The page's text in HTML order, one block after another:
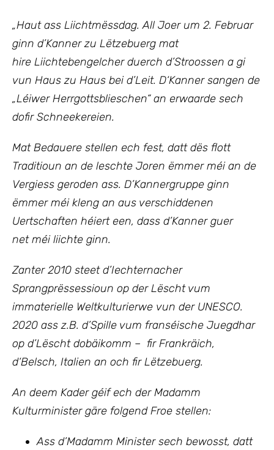
„Haut ass Liichtmëssdag. All Joer um 2. Februar
ginn d’Kanner zu Lëtzebuerg mat
hire Liichtebengelcher duerch d’Stroossen a gi
vun Haus zu Haus bei d’Leit. D‘Kanner sangen de
„Léiwer Herrgottsblieschen“ an erwaarde sech
dofir Schneekereien.
Mat Bedauere stellen ech fest, datt dës flott
Traditioun an de leschte Joren ëmmer méi an de
Vergiess geroden ass. D’Kannergruppe ginn
ëmmer méi kleng an aus verschiddenen
Uertschaften héiert een, dass d’Kanner guer
net méi liichte ginn.
Zanter 2010 steet d’Iechternacher
Sprangprëssessioun op der Lëscht vum
immaterielle Weltkulturierwe vun der UNESCO.
2020 ass z.B. d’Spille vum franséische Juegdhar
op d’Lëscht dobäikomm – fir Frankräich,
d‘Belsch, Italien an och fir Lëtzebuerg.
An deem Kader géif ech der Madamm
Kulturminister gäre folgend Froe stellen:
Ass d’Madamm Minister sech bewosst, datt